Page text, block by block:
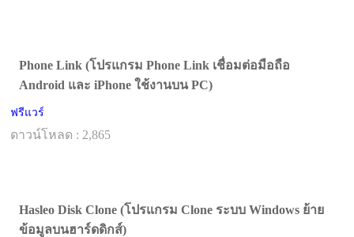
Phone Link (โปรแกรม Phone Link เชื่อมต่อมือถือ
Android และ iPhone ใช้งานบน PC)
ฟรีแวร์
ดาวน์โหลด : 2,865
Hasleo Disk Clone (โปรแกรม Clone ระบบ Windows ย้าย
ข้อมูลบนฮาร์ดดิกส์)